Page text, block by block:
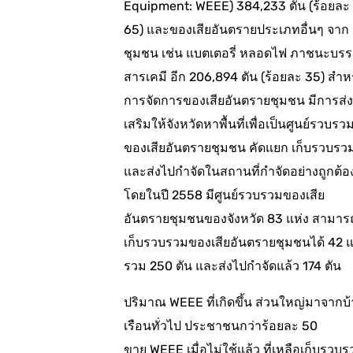
Equipment: WEEE) 384,233 ตัน (ร้อยละ
65) และของเสียอันตรายประเภทอื่นๆ จาก
ชุมชน เช่น แบตเตอรี่ หลอดไฟ ภาชนะบร
สารเคมี อีก 206,894 ตัน (ร้อยละ 35) สำ
การจัดการของเสียอันตรายชุมชน มีการส่ง
เสริมให้จังหวัดหาพื้นที่เพื่อเป็นศูนย์รวบรว
ของเสียอันตรายชุมชน คัดแยก เก็บรวบรว
และส่งไปกำจัดในสถานที่กำจัดอย่างถูกต้อ
โดยในปี 2558 มีศูนย์รวบรวมของเสีย
อันตรายชุมชนของจังหวัด 83 แห่ง สามาร
เก็บรวบรวมของเสียอันตรายชุมชนได้ 42
รวม 250 ตัน และส่งไปกำจัดแล้ว 174 ตัน
ปริมาณ WEEE ที่เกิดขึ้น ส่วนใหญ่มาจาก
เรือนทั่วไป ประชาชนกว่าร้อยละ 50
ขาย WEEE เมื่อไม่ใช้แล้ว ที่เหลือเก็บรวบ